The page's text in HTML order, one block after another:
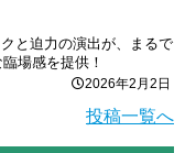
と迫力の演出が、まるで
場感を提供！
2026年2月2日
投稿一覧へ